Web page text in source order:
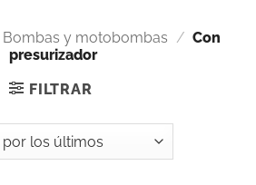
Bombas y motobombas / Con
presurizador
FILTRAR